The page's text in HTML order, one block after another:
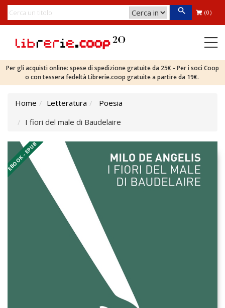
(0)
Per gli acquisti online: spese di spedizione gratuite da 25€ - Per i soci Coop
o con tessera fedeltà Librerie.coop gratuite a partire da 19€.
Home Letteratura
Poesia
I fiori del male di Baudelaire
EBOOK - EPUB